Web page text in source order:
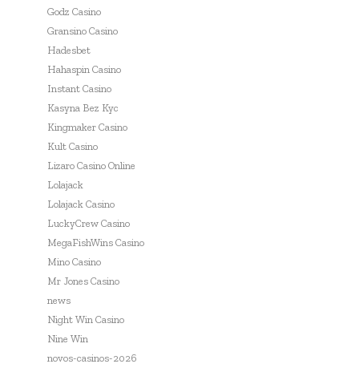
Godz Casino
Gransino Casino
Hadesbet
Hahaspin Casino
Instant Casino
Kasyna Bez Kyc
Kingmaker Casino
Kult Casino
Lizaro Casino Online
Lolajack
Lolajack Casino
LuckyCrew Casino
MegaFishWins Casino
Mino Casino
Mr Jones Casino
news
Night Win Casino
Nine Win
novos-casinos-2026